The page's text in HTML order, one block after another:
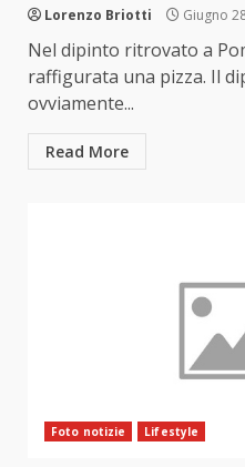
Lorenzo Briotti Giugno
Nel dipinto ritrovato a
raffigurata una pizza. Il
ovviamente...
Read More
Foto notizie Lifestyle